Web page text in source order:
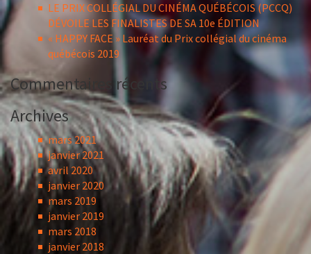
LE PRIX COLLÉGIAL DU CINÉMA QUÉBÉCOIS (PCCQ)
DÉVOILE LES FINALISTES DE SA 10e ÉDITION
« HAPPY FACE » Lauréat du Prix collégial du cinéma
québécois 2019
Commentaires récents
Archives
mars 2021
janvier 2021
avril 2020
janvier 2020
mars 2019
janvier 2019
mars 2018
janvier 2018